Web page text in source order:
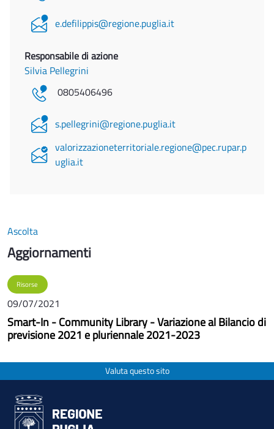
e.defilippis@regione.puglia.it
Responsabile di azione
Silvia Pellegrini
0805406496
s.pellegrini@regione.puglia.it
valorizzazioneterritoriale.regione@pec.rupar.p
uglia.it
Ascolta
Aggiornamenti
Risorse
09/07/2021
Smart-In - Community Library - Variazione al Bilancio di
previsione 2021 e pluriennale 2021-2023
Valuta questo sito